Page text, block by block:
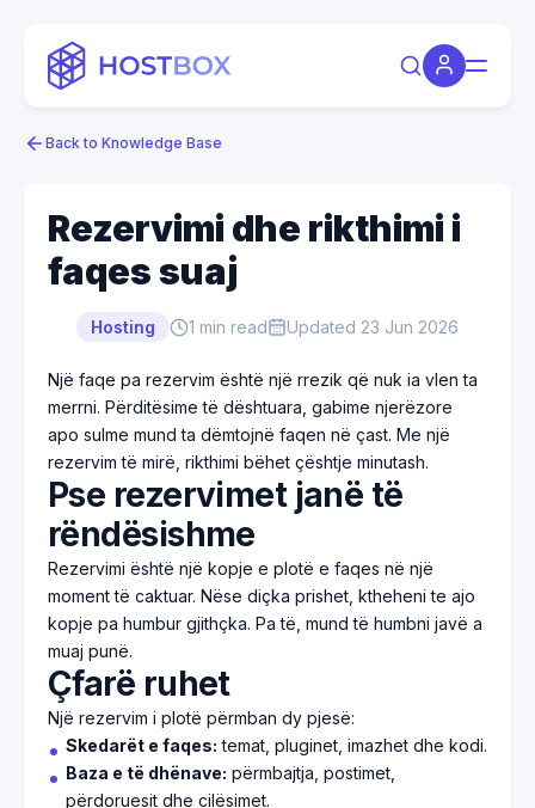
Back to Knowledge Base
Rezervimi dhe rikthimi i
faqes suaj
Hosting 1 min read Updated 23 Jun 2026
Një faqe pa rezervim është një rrezik që nuk ia vlen ta
merrni. Përditësime të dështuara, gabime njerëzore
apo sulme mund ta dëmtojnë faqen në çast. Me një
rezervim të mirë, rikthimi bëhet çështje minutash.
Pse rezervimet janë të
rëndësishme
Rezervimi është një kopje e plotë e faqes në një
moment të caktuar. Nëse diçka prishet, ktheheni te ajo
kopje pa humbur gjithçka. Pa të, mund të humbni javë a
muaj punë.
Çfarë ruhet
Një rezervim i plotë përmban dy pjesë:
Skedarët e faqes: temat, pluginet, imazhet dhe kodi.
Baza e të dhënave: përmbajtja, postimet,
përdoruesit dhe cilësimet.